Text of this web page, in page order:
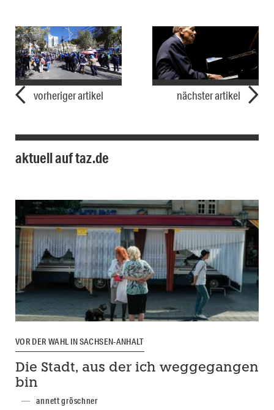
vorheriger artikel nächster artikel
aktuell auf taz.de
VOR DER WAHL IN SACHSEN-ANHALT
Die Stadt, aus der ich weggegangen
bin
annett gröschner